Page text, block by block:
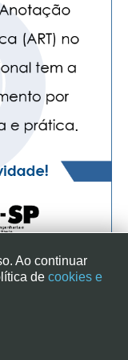
DE SÃO PAULO
Ao continuar
de cookies e